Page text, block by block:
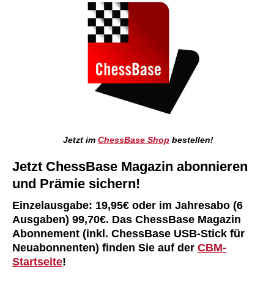
Jetzt im ChessBase Shop bestellen!
Jetzt ChessBase Magazin abonnieren
und Prämie sichern!
Einzelausgabe: 19,95€ oder im Jahresabo (6
Ausgaben) 99,70€. Das ChessBase Magazin
Abonnement (inkl. ChessBase USB-Stick für
Neuabonnenten) finden Sie auf der CBM-
Startseite!